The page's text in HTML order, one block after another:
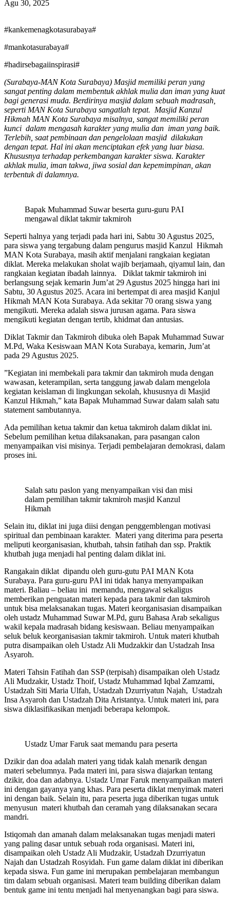
Agu 30, 2025
#kankemenagkotasurabaya#
#mankotasurabaya#
#hadirsebagaiinspirasi#
(Surabaya-MAN Kota Surabaya) Masjid memiliki peran yang
sangat penting dalam membentuk akhlak mulia dan iman yang kuat
bagi generasi muda. Berdirinya masjid dalam sebuah madrasah,
seperti MAN Kota Surabaya sangatlah tepat. Masjid Kanzul
Hikmah MAN Kota Surabaya misalnya, sangat memiliki peran
kunci dalam mengasah karakter yang mulia dan iman yang baik.
Terlebih, saat pembinaan dan pengelolaan masjid dilakukan
dengan tepat. Hal ini akan menciptakan efek yang luar biasa.
Khususnya terhadap perkembangan karakter siswa. Karakter
akhlak mulia, iman takwa, jiwa sosial dan kepemimpinan, akan
terbentuk di dalamnya.
Bapak Muhammad Suwar beserta guru-guru PAI
mengawal diklat takmir takmiroh
Seperti halnya yang terjadi pada hari ini, Sabtu 30 Agustus 2025,
para siswa yang tergabung dalam pengurus masjid Kanzul Hikmah
MAN Kota Surabaya, masih aktif menjalani rangkaian kegiatan
diklat. Mereka melakukan sholat wajib berjamaah, qiyamul lain, dan
rangkaian kegiatan ibadah lainnya. Diklat takmir takmiroh ini
berlangsung sejak kemarin Jum’at 29 Agustus 2025 hingga hari ini
Sabtu, 30 Agustus 2025. Acara ini bertempat di area masjid Kanjul
Hikmah MAN Kota Surabaya. Ada sekitar 70 orang siswa yang
mengikuti. Mereka adalah siswa jurusan agama. Para siswa
mengikuti kegiatan dengan tertib, khidmat dan antusias.
Diklat Takmir dan Takmiroh dibuka oleh Bapak Muhammad Suwar
M.Pd, Waka Kesiswaan MAN Kota Surabaya, kemarin, Jum’at
pada 29 Agustus 2025.
”Kegiatan ini membekali para takmir dan takmiroh muda dengan
wawasan, keterampilan, serta tanggung jawab dalam mengelola
kegiatan keislaman di lingkungan sekolah, khususnya di Masjid
Kanzul Hikmah,” kata Bapak Muhammad Suwar dalam salah satu
statement sambutannya.
Ada pemilihan ketua takmir dan ketua takmiroh dalam diklat ini.
Sebelum pemilihan ketua dilaksanakan, para pasangan calon
menyampaikan visi misinya. Terjadi pembelajaran demokrasi, dalam
proses ini.
Salah satu paslon yang menyampaikan visi dan misi
dalam pemilihan takmir takmiroh masjid Kanzul
Hikmah
Selain itu, diklat ini juga diisi dengan penggemblengan motivasi
spiritual dan pembinaan karakter. Materi yang diterima para peserta
meliputi keorganisasian, khutbah, tahsin fatihah dan ssp. Praktik
khutbah juga menjadi hal penting dalam diklat ini.
Rangakain diklat dipandu oleh guru-gutu PAI MAN Kota
Surabaya. Para guru-guru PAI ini tidak hanya menyampaikan
materi. Baliau – beliau ini memandu, mengawal sekaligus
memberikan penguatan materi kepada para takmir dan takmiroh
untuk bisa melaksanakan tugas. Materi keorganisasian disampaikan
oleh ustadz Muhammad Suwar M.Pd, guru Bahasa Arab sekaligus
wakil kepala madrasah bidang kesiswaan. Beliau menyampaikan
seluk beluk keorganisasian takmir takmiroh. Untuk materi khutbah
putra disampaikan oleh Ustadz Ali Mudzakkir dan Ustadzah Insa
Asyaroh.
Materi Tahsin Fatihah dan SSP (terpisah) disampaikan oleh Ustadz
Ali Mudzakir, Ustadz Thoif, Ustadz Muhammad Iqbal Zamzami,
Ustadzah Siti Maria Ulfah, Ustadzah Dzurriyatun Najah, Ustadzah
Insa Asyaroh dan Ustadzah Dita Aristantya. Untuk materi ini, para
siswa diklasifikasikan menjadi beberapa kelompok.
Ustadz Umar Faruk saat memandu para peserta
Dzikir dan doa adalah materi yang tidak kalah menarik dengan
materi sebelumnya. Pada materi ini, para siswa diajarkan tentang
dzikir, doa dan adabnya. Ustadz Umar Faruk menyampaikan materi
ini dengan gayanya yang khas. Para peserta diklat menyimak materi
ini dengan baik. Selain itu, para peserta juga diberikan tugas untuk
menyusun materi khutbah dan ceramah yang dilaksanakan secara
mandri.
Istiqomah dan amanah dalam melaksanakan tugas menjadi materi
yang paling dasar untuk sebuah roda organisasi. Materi ini,
disampaikan oleh Ustadz Ali Mudzakir, Ustadzah Dzurriyatun
Najah dan Ustadzah Rosyidah. Fun game dalam diklat ini diberikan
kepada siswa. Fun game ini merupakan pembelajaran membangun
tim dalam sebuah organisasi. Materi team building diberikan dalam
bentuk game ini tentu menjadi hal menyenangkan bagi para siswa.